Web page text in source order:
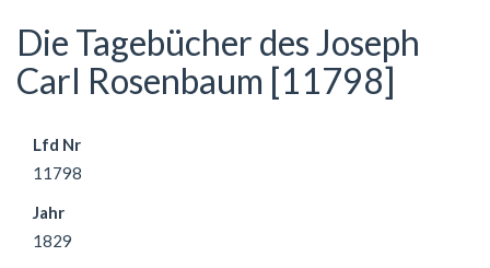
Die Tagebücher des Joseph
Carl Rosenbaum [11798]
Lfd Nr
11798
Jahr
1829